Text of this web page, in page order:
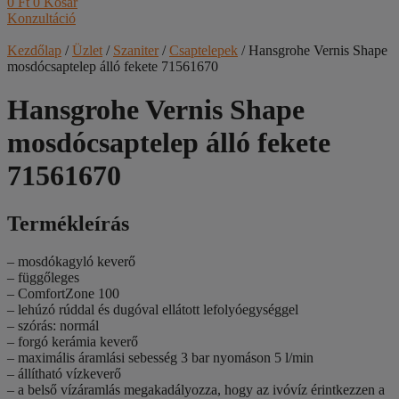
Konzultáció
Kezdőlap /Üzlet / Szaniter /Csaptelepek / Hansgrohe Vernis Shape
mosdócsaptelep álló fekete 71561670
Hansgrohe Vernis Shape
mosdócsaptelep álló fekete
71561670
Termékleírás
– mosdókagyló keverő
– függőleges
– ComfortZone 100
– lehúzó rúddal és dugóval ellátott lefolyóegységgel
– szórás: normál
– forgó kerámia keverő
– maximális áramlási sebesség 3 bar nyomáson 5 l/min
– állítható vízkeverő
– a belső vízáramlás megakadályozza, hogy az ivóvíz érintkezzen a